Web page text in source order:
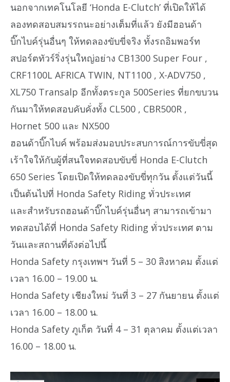
นอกจากเทคโนโลยี ‘Honda E-Clutch’ ที่เปิดให้ได้
ลองทดสอบสมรรถนะอย่างเต็มที่แล้ว ยังมีฮอนด้า
บิ๊กไบค์รุ่นอื่นๆ ให้ทดลองขับขี่จริง ทั้งรถอิมพอร์ท
สปอร์ตทัวร์ริ่งรุ่นใหญ่อย่าง CB1300 Super Four ,
CRF1100L AFRICA TWIN, NT1100 , X-ADV750 ,
XL750 Transalp อีกทั้งตระกูล 500Series ที่ยกขบวน
กันมาให้ทดสอบคับคั่งทั้ง CL500 , CBR500R ,
Hornet 500 และ NX500
ฮอนด้าบิ๊กไบค์ พร้อมส่งมอบประสบการณ์การขับขี่สุด
เร้าใจให้กับผู้ที่สนใจทดสอบขับขี่ Honda E-Clutch
650 Series โดยเปิดให้ทดลองขับขี่ทุกวัน ตั้งแต่วันนี้
เป็นต้นไปที่ Honda Safety Riding ทั่วประเทศ
และสำหรับรถฮอนด้าบิ๊กไบค์รุ่นอื่นๆ สามารถเข้ามา
ทดสอบได้ที่ Honda Safety Riding ทั่วประเทศ ตาม
วันและสถานที่ดังต่อไปนี้
Honda Safety กรุงเทพฯ วันที่ 5 – 30 สิงหาคม ตั้งแต่
เวลา 16.00 – 19.00 น.
Honda Safety เชียงใหม่ วันที่ 3 – 27 กันยายน ตั้งแต่
เวลา 16.00 – 18.00 น.
Honda Safety ภูเก็ต วันที่ 4 – 31 ตุลาคม ตั้งแต่เวลา
16.00 – 18.00 น.